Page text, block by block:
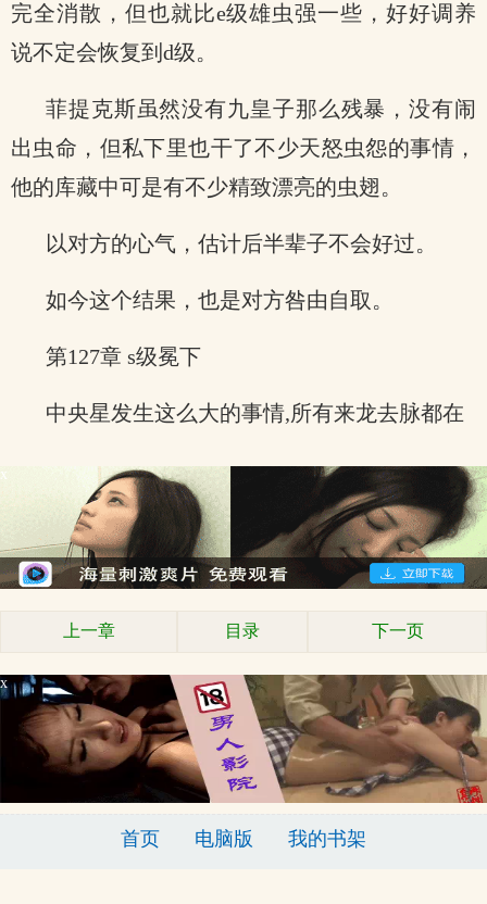
完全消散，但也就比e级雄虫强一些，好好调养
说不定会恢复到d级。
菲提克斯虽然没有九皇子那么残暴，没有闹
出虫命，但私下里也干了不少天怒虫怨的事情，
他的库藏中可是有不少精致漂亮的虫翅。
以对方的心气，估计后半辈子不会好过。
如今这个结果，也是对方咎由自取。
第127章 s级冕下
中央星发生这么大的事情,所有来龙去脉都在
x
上一章 目录 下一页
x
首页 电脑版 我的书架